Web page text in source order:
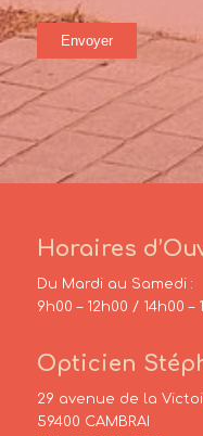
Horaires
Du Mardi au Samedi :
9h00 – 12h00 / 14h00 –
Opticien
29 avenue de la
59400 CAMBRAI